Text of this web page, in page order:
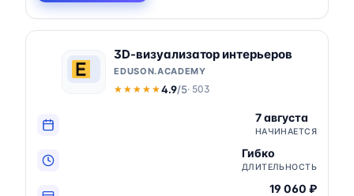
3D-визуализатор интерьеров
EDUSON.ACADEMY
★★★★★
★★★★★4.9/5· 503
7 августа
НАЧИНАЕТСЯ
Гибко
ДЛИТЕЛЬНОСТЬ
19 060 ₽